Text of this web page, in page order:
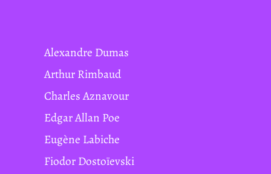
Alexandre Dumas
Arthur Rimbaud
Charles Aznavour
Edgar Allan Poe
Eugène Labiche
Fiodor Dostoïevski